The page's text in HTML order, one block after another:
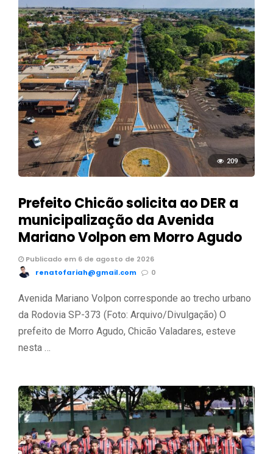
209
Prefeito Chicão solicita ao DER a
municipalização da Avenida
Mariano Volpon em Morro Agudo
Publicado em 6 de agosto de 2026
renatofariah@gmail.com
0
Avenida Mariano Volpon corresponde ao trecho urbano
da Rodovia SP-373 (Foto: Arquivo/Divulgação) O
prefeito de Morro Agudo, Chicão Valadares, esteve
nesta …